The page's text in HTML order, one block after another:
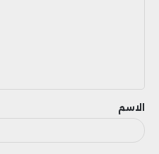
ق
الاسم